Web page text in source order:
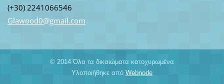
(+30) 2241066546
Glawood0@gmail.com
© 2014 Όλα τα δικαιώματα κατοχυρωμένα
Υλοποιήθηκε από Webnode